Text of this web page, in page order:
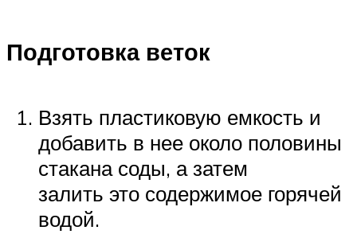
Подготовка веток
Взять пластиковую емкость и
добавить в нее около половины
стакана соды, а затем
залить это содержимое горячей
водой.